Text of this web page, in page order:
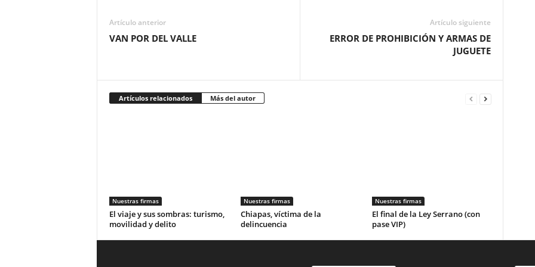
Artículo anterior
VAN POR DEL VALLE
Artículo siguiente
ERROR DE PROHIBICIÓN Y ARMAS DE
JUGUETE
Artículos relacionados Más del autor
Nuestras firmas
El viaje y sus sombras: turismo,
movilidad y delito
Nuestras firmas
Chiapas, víctima de la
delincuencia
Nuestras firmas
El final de la Ley Serrano (con
pase VIP)